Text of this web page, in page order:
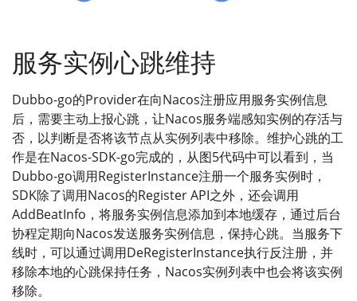
服务实例心跳维持
Dubbo-go的Provider在向Nacos注册应用服务实例信息
后，需要主动上报心跳，让Nacos服务端感知实例的存活与
否，以判断是否将该节点从实例列表中移除。维护心跳的工
作是在Nacos-SDK-go完成的，从图5代码中可以看到，当
Dubbo-go调用RegisterInstance注册一个服务实例时，
SDK除了调用Nacos的Register API之外，还会调用
AddBeatInfo，将服务实例信息添加到本地缓存，通过后台
协程定期向Nacos发送服务实例信息，保持心跳。当服务下
线时，可以通过调用DeRegisterInstance执行反注册，并
移除本地的心跳保持任务，Nacos实例列表中也会将该实例
移除。